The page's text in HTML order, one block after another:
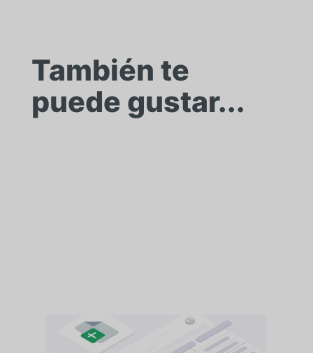
También te
puede gustar...